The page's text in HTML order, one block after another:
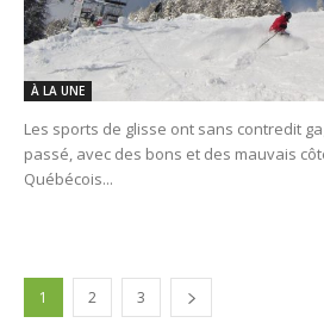
À LA UNE
Les sports de glisse ont sans contredit
passé, avec des bons et des mauvais
Québécois...
1 2 3